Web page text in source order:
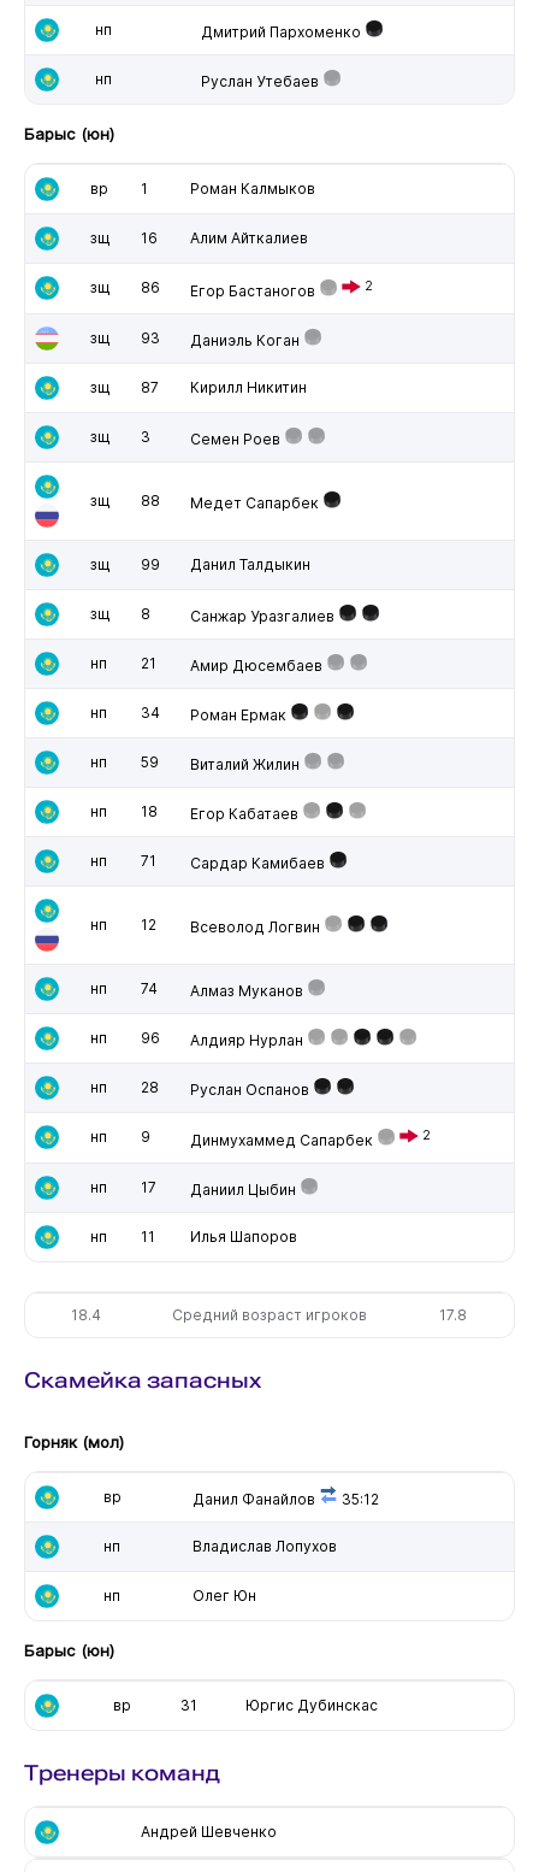
нп Дмитрий Пархоменко
нп Руслан Утебаев
Барыс (юн)
вр 1 Роман Калмыков
зщ 16 Алим Айткалиев
зщ 86 Егор Бастаногов 2
зщ 93 Даниэль Коган
зщ 87 Кирилл Никитин
зщ 3 Семен Роев
зщ 88 Медет Сапарбек
зщ 99 Данил Талдыкин
зщ 8 Санжар Уразгалиев
нп 21 Амир Дюсембаев
нп 34 Роман Ермак
нп 59 Виталий Жилин
нп 18 Егор Кабатаев
нп 71 Сардар Камибаев
нп 12 Всеволод Логвин
нп 74 Алмаз Муканов
нп 96 Алдияр Нурлан
нп 28 Руслан Оспанов
нп 9 Динмухаммед Сапарбек 2
нп 17 Даниил Цыбин
нп 11 Илья Шапоров
18.4 Средний возраст игроков 17.8
Скамейка запасных
Горняк (мол)
вр Данил Фанайлов 35:12
нп Владислав Лопухов
нп Олег Юн
Барыс (юн)
вр 31 Юргис Дубинскас
Тренеры команд
Андрей Шевченко